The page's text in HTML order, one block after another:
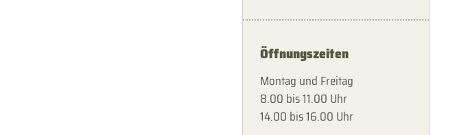
Öffnungszeiten
Montag und Freitag
8.00 bis 11.00 Uhr
14.00 bis 16.00 Uhr